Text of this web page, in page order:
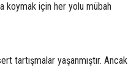
koymak için her yolu mübah
tartışmalar yaşanmıştır. Ancak